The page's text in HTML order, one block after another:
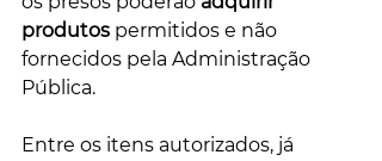
produtos permitidos e não
fornecidos pela Administração
Pública.
Entre os itens autorizados, já